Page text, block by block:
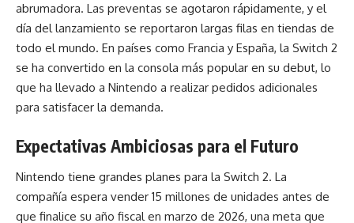
abrumadora. Las preventas se agotaron rápidamente, y el
día del lanzamiento se reportaron largas filas en tiendas de
todo el mundo. En países como Francia y España, la Switch 2
se ha convertido en la consola más popular en su debut, lo
que ha llevado a Nintendo a realizar pedidos adicionales
para satisfacer la demanda.
Expectativas Ambiciosas para el Futuro
Nintendo tiene grandes planes para la Switch 2. La
compañía espera vender 15 millones de unidades antes de
que finalice su año fiscal en marzo de 2026, una meta que